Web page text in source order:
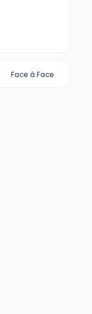
Face à Face